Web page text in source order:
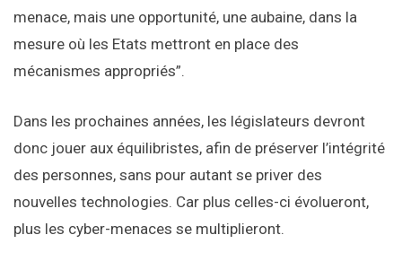
menace, mais une opportunité, une aubaine, dans la
mesure où les Etats mettront en place des
mécanismes appropriés”.
Dans les prochaines années, les législateurs devront
donc jouer aux équilibristes, afin de préserver l’intégrité
des personnes, sans pour autant se priver des
nouvelles technologies. Car plus celles-ci évolueront,
plus les cyber-menaces se multiplieront.